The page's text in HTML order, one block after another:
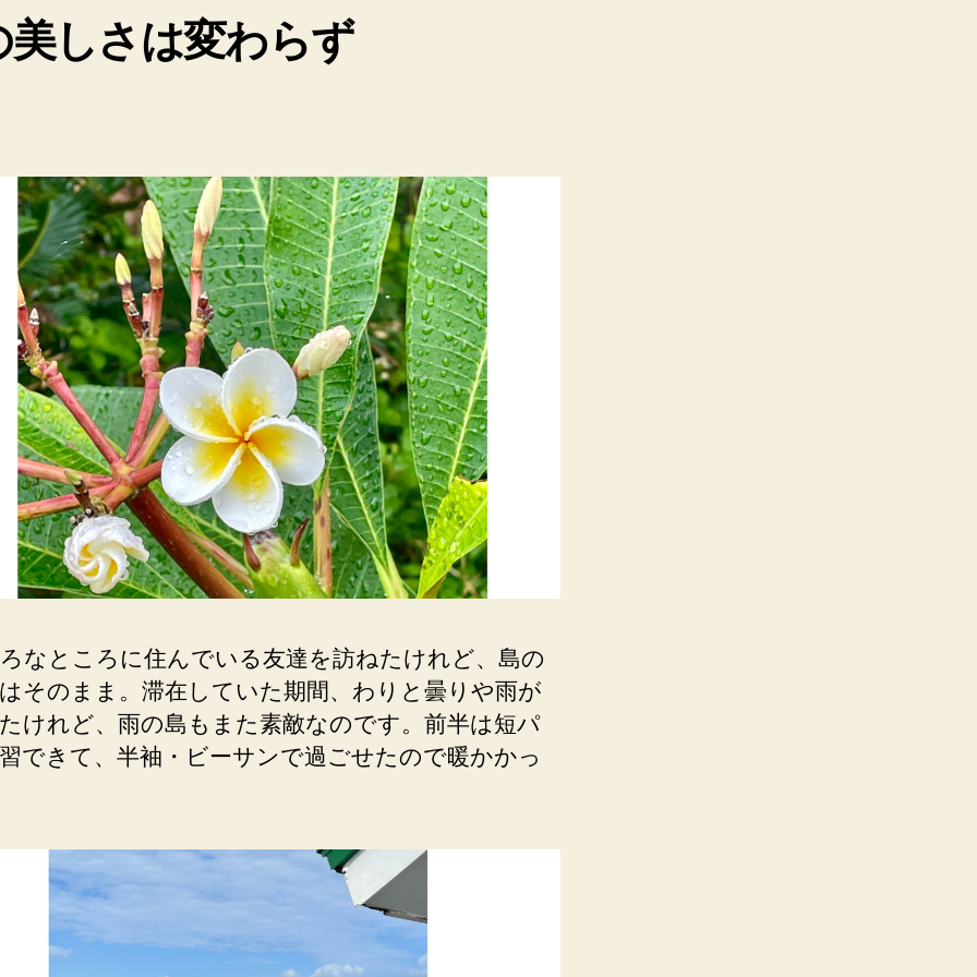
美しさは変わらず
なところに住んでいる友達を訪ねたけれど、島の
そのまま。滞在していた期間、わりと曇りや雨が
けれど、雨の島もまた素敵なのです。前半は短パ
できて、半袖・ビーサンで過ごせたので暖かかっ